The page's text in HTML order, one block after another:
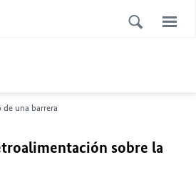
de una barrera
sobre la